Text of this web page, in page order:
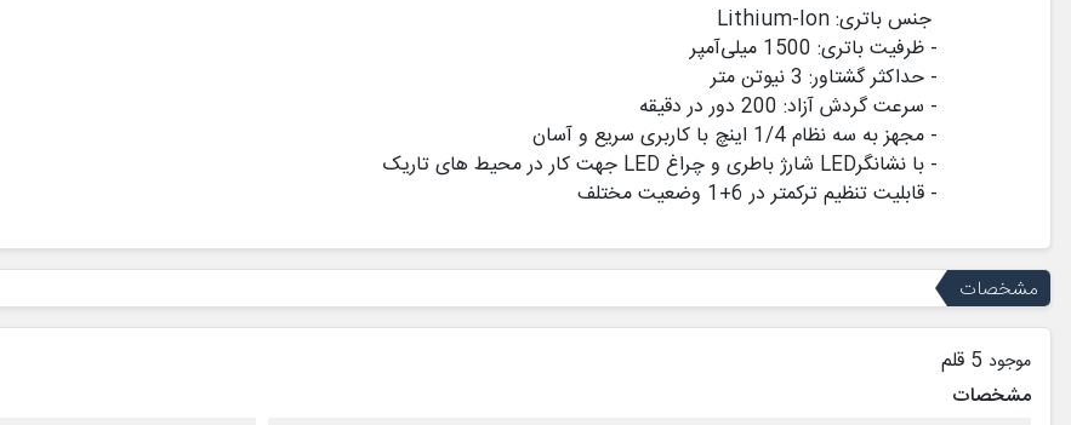
جنس باتری: Lithium-Ion
- ظرفیت باتری: 1500 میلی‌آمپر
- حداکثر گشتاور: 3 نیوتن متر
- سرعت گردش آزاد: 200 دور در دقیقه
- مجهز به سه نظام 1/4 اینچ با کاربری سریع و آسان
- با نشانگرLED شارژ باطری و چراغ
جهت کار در محیط های تاریک
- قابلیت تنظیم ترکمتر در 6+1 وضعیت مختلف
مشخصات
موجود 5 قلم
مشخصات